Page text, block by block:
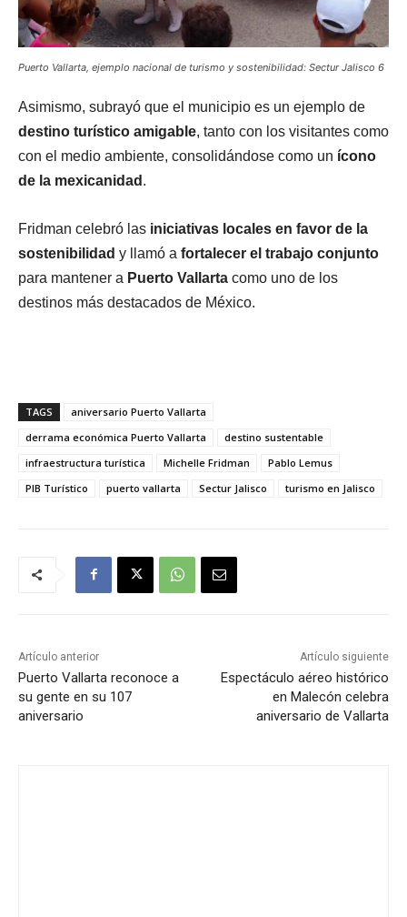
Puerto Vallarta, ejemplo nacional de turismo y sostenibilidad: Sectur Jalisco 6
Asimismo, subrayó que el municipio es un ejemplo de
destino turístico amigable, tanto con los visitantes como
con el medio ambiente, consolidándose como un ícono
de la mexicanidad .
Fridman celebró las iniciativas locales en favor de la
sostenibilidad y llamó a fortalecer el trabajo conjunto
para mantener a Puerto Vallarta como uno de los
destinos más destacados de México.
TAGS
aniversario Puerto Vallarta
derrama económica Puerto Vallarta
destino sustentable
infraestructura turística
Michelle Fridman
Pablo Lemus
PIB Turístico
puerto vallarta Sectur Jalisco turismo en Jalisco
Artículo anterior
Puerto Vallarta reconoce a
su gente en su 107
aniversario
Artículo siguiente
Espectáculo aéreo histórico
en Malecón celebra
aniversario de Vallarta